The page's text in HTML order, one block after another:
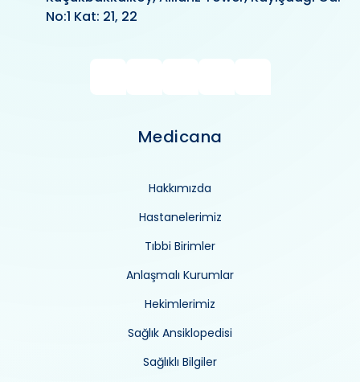
No:1 Kat: 21, 22
Medicana
Hakkımızda
Hastanelerimiz
Tıbbi Birimler
Anlaşmalı Kurumlar
Hekimlerimiz
Sağlık Ansiklopedisi
Sağlıklı Bilgiler